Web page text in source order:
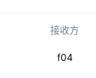
接收方
f04